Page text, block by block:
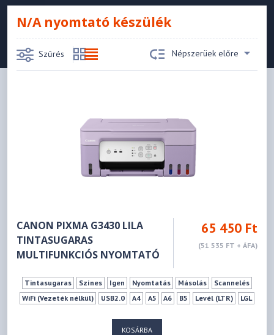
N/A nyomtató készülék
Szűrés Népszerüek előre
CANON PIXMA G3430 LILA
TINTASUGARAS
MULTIFUNKCIÓS NYOMTATÓ
65 450 Ft
(51 535 FT + ÁFA)
Tintasugaras Színes Igen Nyomtatás Másolás
Scannelés
WiFi (Vezeték nélkül)
USB2.0 A4 A5 A6 B5 Levél (LTR) LGL
KOSÁRBA